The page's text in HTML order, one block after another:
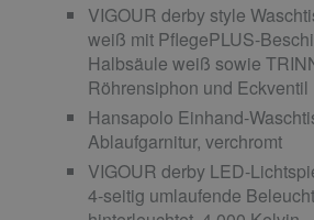
VIGOUR derby style
weiß mit PflegePLUS-
Halbsäule weiß sowie
Röhrensiphon und Eckventil
Hansapolo Einhand-
Ablaufgarnitur, verchromt
VIGOUR derby LED-
4-seitig umlaufende